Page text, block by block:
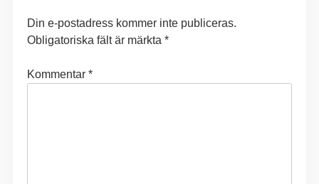
Din e-postadress kommer inte publiceras.
Obligatoriska fält är märkta *
Kommentar *